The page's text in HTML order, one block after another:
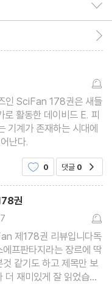
인 SciFan 178권은 새들
활동한 데이비드 E. 피
기계가 존재하는 시대에
난다.
0 댓글 0
권
제178권 리뷰입니다독
프판타지라는 장르에 딱
같기도 하고 제목만 보
더 재미있게 잘 읽었습니